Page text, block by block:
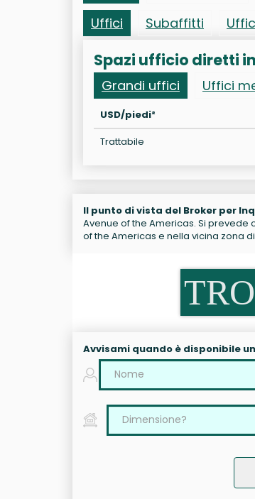
Uffici
Subaffitti
Spazi ufficio diretti
Grandi uffici Uffici
USD/piedi²
Trattabile
Il punto di vista del Broker per
Avenue of the Americas. Si prevede
of the Americas e nella vicina zona
Avvisami quando è disponibile